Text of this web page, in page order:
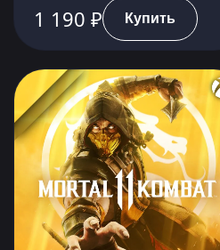
1 190 ₽ Купить